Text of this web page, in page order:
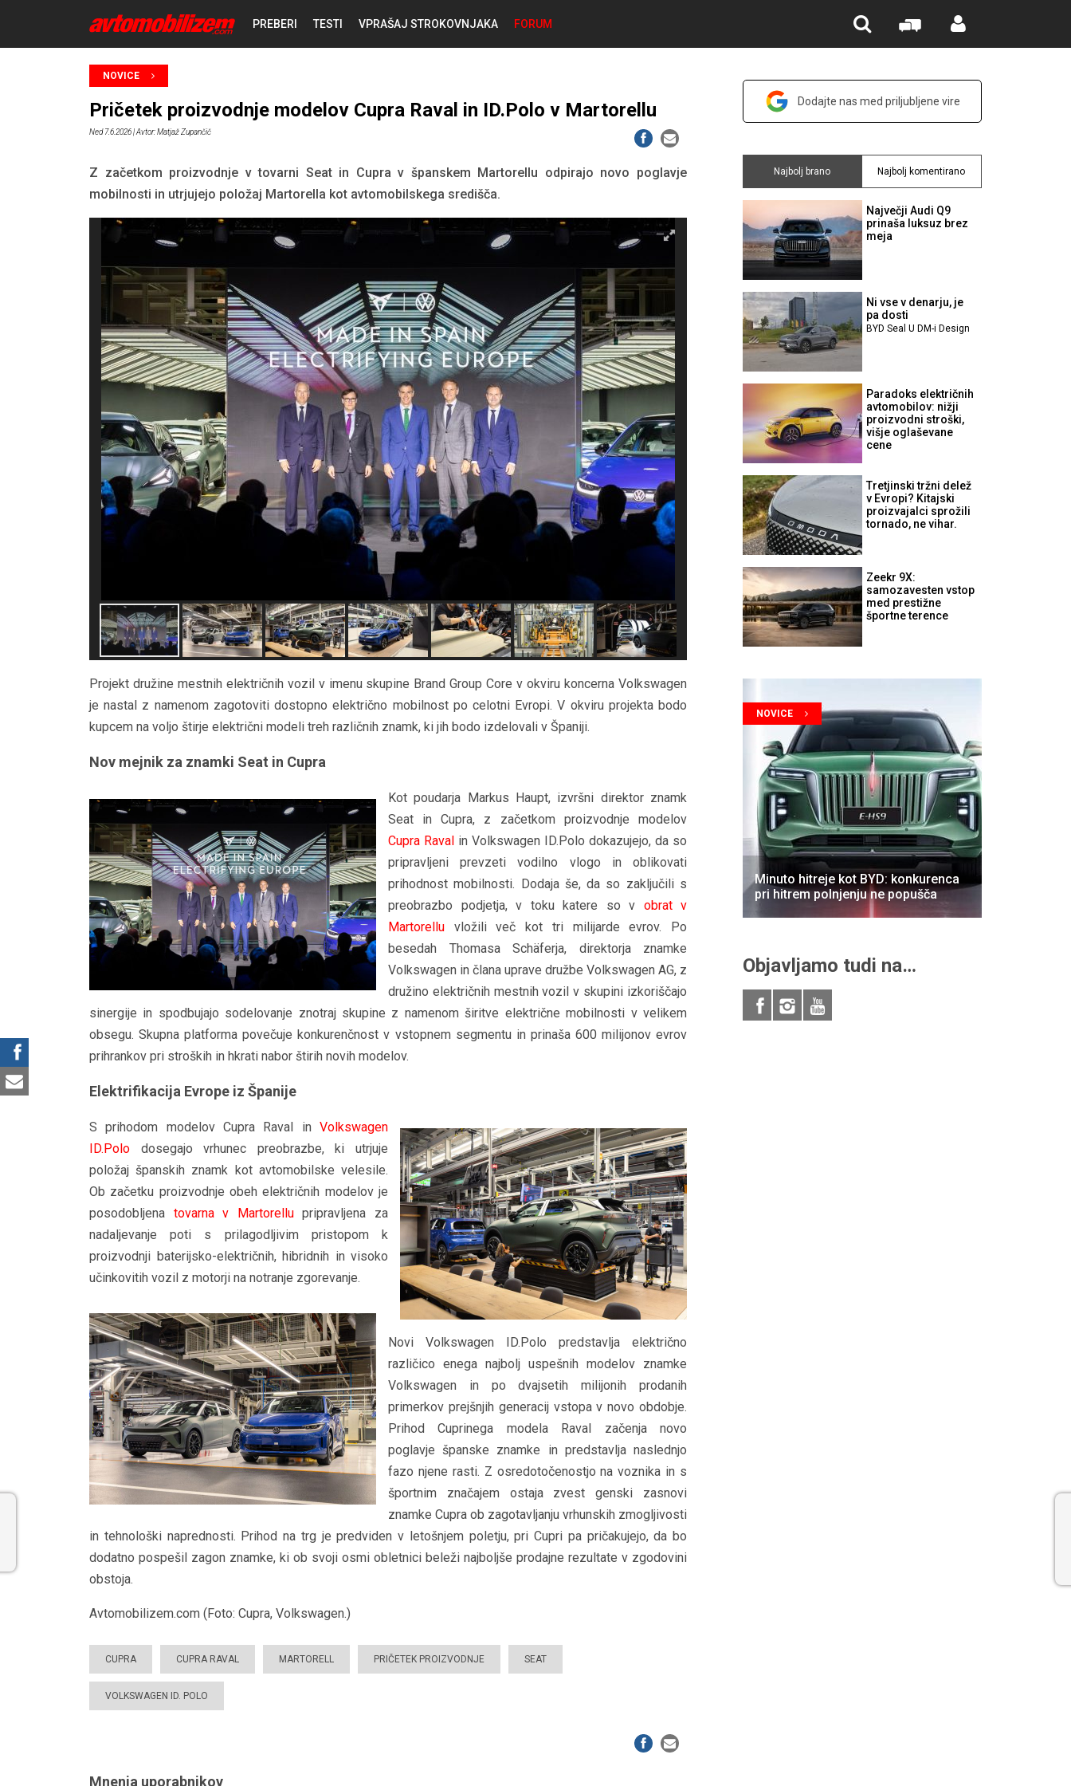
PREBERI
REPORTAŽE
PREDSTAVITVE
TESTI VPRAŠAJ STROKOVNJAKA
GORIVA
TOMAŽ DEMŠAR
PNEVMATIKE
TIHOMIR KACJAN
HIBRIDNA TEHNIKA
JERNEJ BOLKA
TEHNIČNA VPRAŠANJA
ROK ČERNJAVSKI
AVTOPLIN
ŽIGA HABJAN
FORUM
NOVICE
Pričetek proizvodnje modelov Cupra Raval in ID.Polo v Martorellu
Ned 7.6.2026| Avtor: Matjaž Zupančič
Z začetkom proizvodnje v tovarni Seat in Cupra v španskem Martorellu odpirajo novo poglavje
mobilnosti in utrjujejo položaj Martorella kot avtomobilskega središča.
Projekt družine mestnih električnih vozil v imenu skupine Brand Group Core v okviru koncerna Volkswagen
je nastal z namenom zagotoviti dostopno električno mobilnost po celotni Evropi. V okviru projekta bodo
kupcem na voljo štirje električni modeli treh različnih znamk, ki jih bodo izdelovali v Španiji.
Nov mejnik za znamki Seat in Cupra
Kot poudarja Markus Haupt, izvršni direktor znamk
Seat in Cupra, z začetkom proizvodnje modelov
Cupra Raval in Volkswagen ID.Polo dokazujejo, da so
pripravljeni prevzeti vodilno vlogo in oblikovati
prihodnost mobilnosti. Dodaja še, da so zaključili s
preobrazbo podjetja, v toku katere so v obrat v
Martorellu vložili več kot tri milijarde evrov. Po
besedah Thomasa Schäferja, direktorja znamke
Volkswagen in člana uprave družbe Volkswagen AG, z
družino električnih mestnih vozil v skupini izkoriščajo
sinergije in spodbujajo sodelovanje znotraj skupine z namenom širitve električne mobilnosti v velikem
obsegu. Skupna platforma povečuje konkurenčnost v vstopnem segmentu in prinaša 600 milijonov evrov
prihrankov pri stroških in hkrati nabor štirih novih modelov.
Elektrifikacija Evrope iz Španije
S prihodom modelov Cupra Raval in Volkswagen
ID.Polo dosegajo vrhunec preobrazbe, ki utrjuje
položaj španskih znamk kot avtomobilske velesile.
Ob začetku proizvodnje obeh električnih modelov je
posodobljena tovarna v Martorellupripravljena za
nadaljevanje poti s prilagodljivim pristopom k
proizvodnji baterijsko-električnih, hibridnih in visoko
učinkovitih vozil z motorji na notranje zgorevanje.
Novi Volkswagen ID.Polo predstavlja električno
različico enega najbolj uspešnih modelov znamke
Volkswagen in po dvajsetih milijonih prodanih
primerkov prejšnjih generacij vstopa v novo obdobje.
Prihod Cuprinega modela Raval začenja novo
poglavje španske znamke in predstavlja naslednjo
fazo njene rasti. Z osredotočenostjo na voznika in s
športnim značajem ostaja zvest genski zasnovi
znamke Cupra ob zagotavljanju vrhunskih zmogljivosti
in tehnološki naprednosti. Prihod na trg je predviden v letošnjem poletju, pri Cupri pa pričakujejo, da bo
dodatno pospešil zagon znamke, ki ob svoji osmi obletnici beleži najboljše prodajne rezultate v zgodovini
obstoja.
Avtomobilizem.com (Foto: Cupra, Volkswagen.)
CUPRA CUPRA RAVAL MARTORELL PRIČETEK PROIZVODNJE SEAT
VOLKSWAGEN ID. POLO
Mnenja uporabnikov
Dodajte nas med priljubljene vire
Najbolj brano Najbolj komentirano
Največji Audi Q9
prinaša luksuz brez
meja
Ni vse v denarju, je
pa dosti
BYD Seal U DM-i Design
Paradoks električnih
avtomobilov: nižji
proizvodni stroški,
višje oglaševane
cene
Tretjinski tržni delež
v Evropi? Kitajski
proizvajalci sprožili
tornado, ne vihar.
Zeekr 9X:
samozavesten vstop
med prestižne
športne terence
NOVICE
Minuto hitreje kot BYD: konkurenca
pri hitrem polnjenju ne popušča
Objavljamo tudi na…